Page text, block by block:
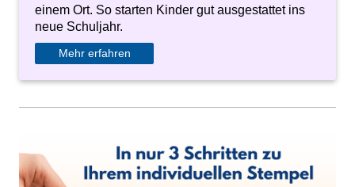
einem Ort. So starten Kinder gut ausgestattet ins
neue Schuljahr.
Mehr erfahren